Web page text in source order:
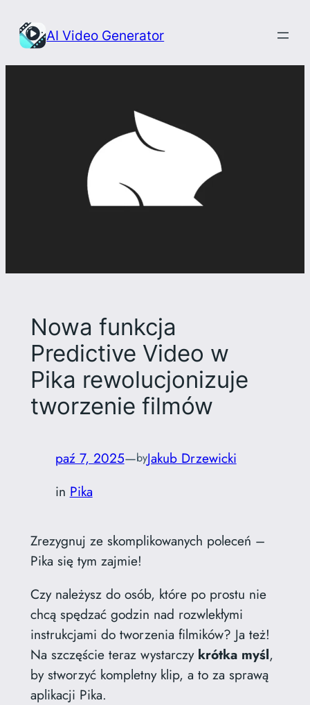
treści
AI Video Generator
Nowa funkcja
Predictive Video w
Pika rewolucjonizuje
tworzenie filmów
paź 7, 2025—byJakub Drzewicki
in Pika
Zrezygnuj ze skomplikowanych poleceń –
Pika się tym zajmie!
Czy należysz do osób, które po prostu nie
chcą spędzać godzin nad rozwlekłymi
instrukcjami do tworzenia filmików? Ja też!
Na szczęście teraz wystarczy krótka myśl,
by stworzyć kompletny klip, a to za sprawą
aplikacji Pika.